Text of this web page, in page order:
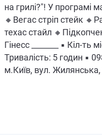
на грилі?"! У програмі
🔸Вегас стріп стейк
техас стайл
Гінесс _______ ▪ Кіл-ть
Тривалість: 5 годин ▪
м.Київ, вул. Жилянська,